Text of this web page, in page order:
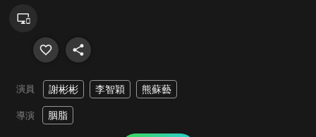
演員 謝彬彬 李智穎 熊蘇藝
導演 胭脂